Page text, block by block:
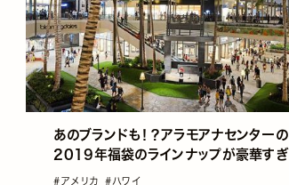
あのブランドも！？アラモアナセンターの
2019年福袋のラインナップが豪華すぎ
#アメリカ #ハワイ